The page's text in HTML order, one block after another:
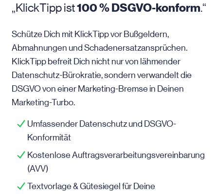
„KlickTipp ist100 % DSGVO-konform.“
Schütze Dich mit KlickTipp vor Bußgeldern,
Abmahnungen und Schadenersatzansprüchen.
KlickTipp befreit Dich nicht nur von lähmender
Datenschutz-Bürokratie, sondern verwandelt die
DSGVO von einer Marketing-Bremse in Deinen
Marketing-Turbo.
Umfassender Datenschutz und DSGVO-
Konformität
Kostenlose Auftragsverarbeitungsvereinbarung
(AVV)
Textvorlage & Gütesiegel für Deine